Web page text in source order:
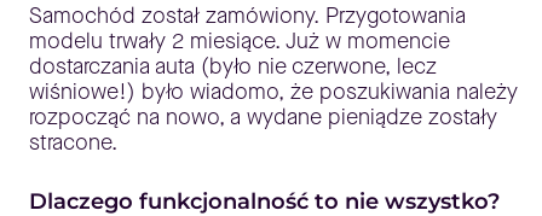
Samochód został zamówiony. Przygotowania
modelu trwały 2 miesiące. Już w momencie
dostarczania auta (było nie czerwone, lecz
wiśniowe!) było wiadomo, że poszukiwania należy
rozpocząć na nowo, a wydane pieniądze zostały
stracone.
Dlaczego funkcjonalność to nie wszystko?